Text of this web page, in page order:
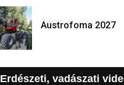
Austrofoma 2027
Erdészeti, vadászati